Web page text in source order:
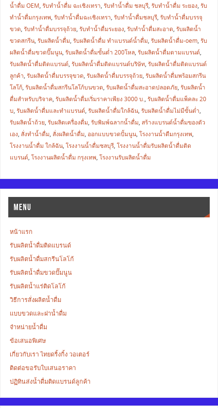
น้ำดื่ม OEM, รับทำน้ำดื่ม ฉะเชิงเทรา, รับทำน้ำดื่ม ชลบุรี, รับทำน้ำดื่ม ระยอง, รับ
ทำน้ำดื่มกรุงเทพ, รับทำน้ำดื่มฉะเชิงเทรา, รับทำน้ำดื่มชลบุรี, รับทำน้ำดื่มบรรจุ
ขวด, รับทำน้ำดื่มบรรจุถ้วย, รับทำน้ำดื่มระยอง, รับทำน้ำดื่มสะอาด, รับผลิตน้ำ
ขวดสกรีน, รับผลิตน้ำดื่ม, รับผลิตน้ำดื่ม ทำแบรนด์น้ำดื่ม, รับผลิตน้ำดื่ม-oem, รับ
ผลิตน้ำดื่มขวดปั๊มนูน, รับผลิตน้ำดื่มขั้นต่ำ 200โหล, รับผลิตน้ำดื่มตามแบรนด์,
รับผลิตน้ำดื่มติดแบรนด์, รับผลิตน้ำดื่มติดแบรนด์บริษัท, รับผลิตน้ำดื่มติดแบรนด์
ลูกค้า, รับผลิตน้ำดื่มบรรจุขวด, รับผลิตน้ำดื่มบรรจุถ้วย, รับผลิตน้ำดื่มพร้อมสกรีน
โลโก้, รับผลิตน้ำดื่มสกรีนโลโก้บนขวด, รับผลิตน้ำดื่มสะอาดปลอดภัย, รับผลิตน้ำ
ดื่มสำหรับบริจาค, รับผลิตน้ำดื่มเริ่มราคาเพียง 3000 บ., รับผลิตน้ำดื่มแพ็คละ 20
บ, รับผลิตน้ำดื่มและทำแบรนด์, รับผลิตน้ำดื่มใกล้ฉัน, รับผลิตน้ำดื่มไม่มีขั้นต่ำ,
รับผลิตน้ำถ้วย, รับผลิตเครื่องดื่ม, รับพิมพ์ฉลากน้ำดื่ม, สร้างแบรนด์น้ำดื่มของตัว
เอง, สั่งทำน้ำดื่ม, สั่งผลิตน้ำดื่ม, ออกแบบขวดปั้มนูน, โรงงานน้ำดืมกรุงเทพ,
โรงงานน้ำดื่ม ใกล้ฉัน, โรงงานน้ำดื่มชลบุรี, โรงงานน้ำดื่มรับผลิตน้ำดื่มติด
แบรนด์, โรงงานผลิตน้ำดื่ม กรุงเทพ, โรงงานรับผลิตน้ำดื่ม
MENU
หน้าแรก
รับผลิตน้ำดื่มติดแบรนด์
รับผลิตน้ำดื่มสกรีนโลโก้
รับผลิตน้ำดื่มขวดปั๊มนูน
รับผลิตน้ำแร่ติดโลโก้
วิธีการสั่งผลิตน้ำดื่ม
แบบขวดและฝาน้ำดื่ม
จำหน่ายน้ำดื่ม
ข้อเสนอพิเศษ
เกี่ยวกับเรา ไทยดริ้งกิ้ง วอเตอร์
ติดต่อขอรับใบเสนอราคา
ปฏิทินส่งน้ำดื่มติดแบรนด์ลูกค้า